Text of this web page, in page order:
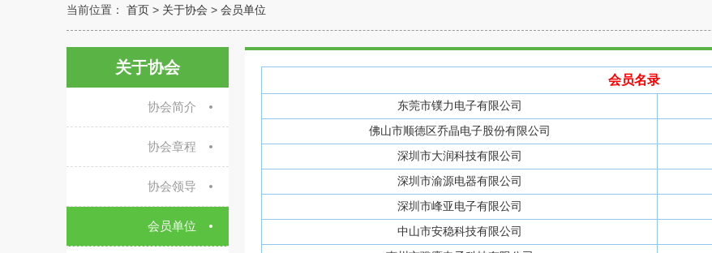
当前位置： 首页 > 关于协会 > 会员单位
关于协会
协会简介
协会章程
协会领导
会员单位
会员名录
东莞市镤力电子有限公司
佛山市顺德区乔晶电子股份有限公司
深圳市大润科技有限公司
深圳市渝源电器有限公司
深圳市峰亚电子有限公司
中山市安稳科技有限公司